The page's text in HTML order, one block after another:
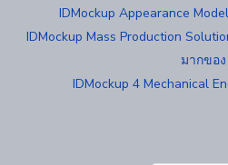
IDMockup Appearance
IDMockup Mass Production
มากของ
IDMockup 4 Mechanical